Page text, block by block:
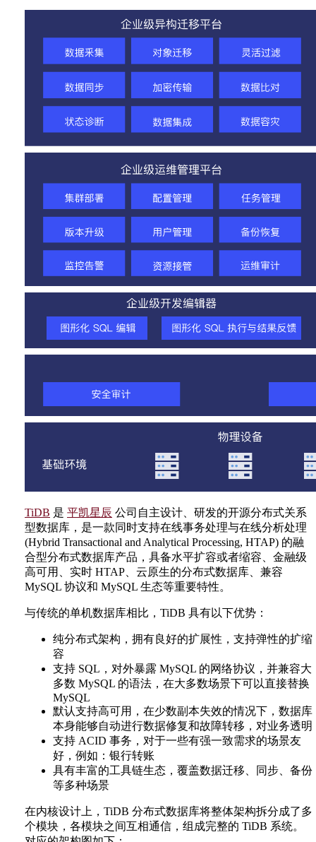
TiDB 是 平凯星辰 公司自主设计、研发的开源分布式关系
型数据库，是一款同时支持在线事务处理与在线分析处理
(Hybrid Transactional and Analytical Processing, HTAP) 的融
合型分布式数据库产品，具备水平扩容或者缩容、金融级
高可用、实时 HTAP、云原生的分布式数据库、兼容
MySQL 协议和 MySQL 生态等重要特性。
与传统的单机数据库相比，TiDB 具有以下优势：
纯分布式架构，拥有良好的扩展性，支持弹性的扩缩
容
支持 SQL，对外暴露 MySQL 的网络协议，并兼容大
多数 MySQL 的语法，在大多数场景下可以直接替换
MySQL
默认支持高可用，在少数副本失效的情况下，数据库
本身能够自动进行数据修复和故障转移，对业务透明
支持 ACID 事务，对于一些有强一致需求的场景友
好，例如：银行转账
具有丰富的工具链生态，覆盖数据迁移、同步、备份
等多种场景
在内核设计上，TiDB 分布式数据库将整体架构拆分成了多
个模块，各模块之间互相通信，组成完整的 TiDB 系统。